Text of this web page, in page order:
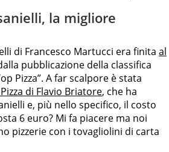
la migliore
di Francesco Martucci era finita al
pubblicazione della classifica
Pizza”. A far scalpore è stata
di Flavio Briatore, che ha
e, più nello specifico, il costo
6 euro? Mi fa piacere ma noi
pizzerie con i tovagliolini di carta